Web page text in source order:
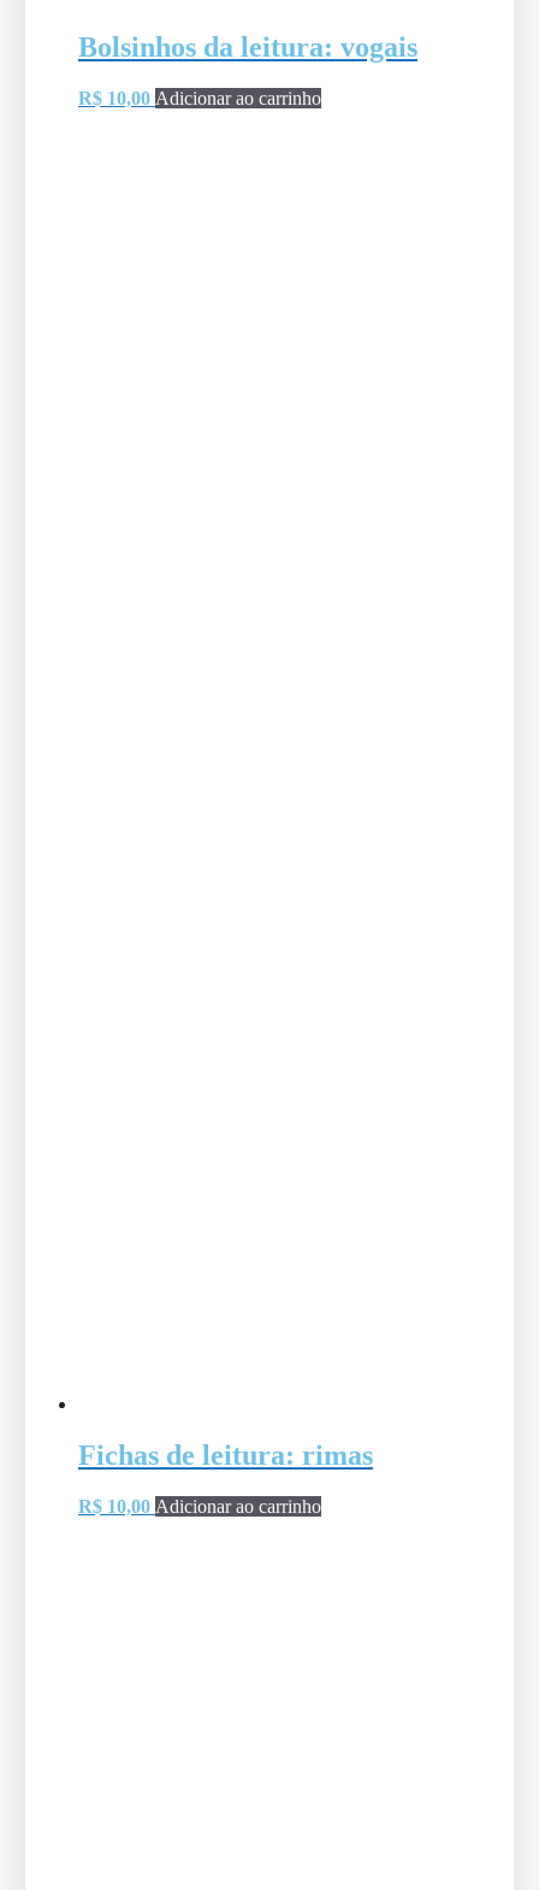
Bolsinhos da leitura: vogais
R$10,00 Adicionar ao carrinho
Fichas de leitura: rimas
R$10,00 Adicionar ao carrinho